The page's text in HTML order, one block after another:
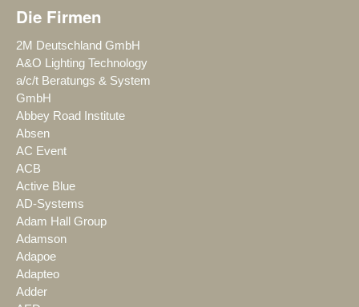
Die Firmen
2M Deutschland GmbH
A&O Lighting Technology
a/c/t Beratungs & System
GmbH
Abbey Road Institute
Absen
AC Event
ACB
Active Blue
AD-Systems
Adam Hall Group
Adamson
Adapoe
Adapteo
Adder